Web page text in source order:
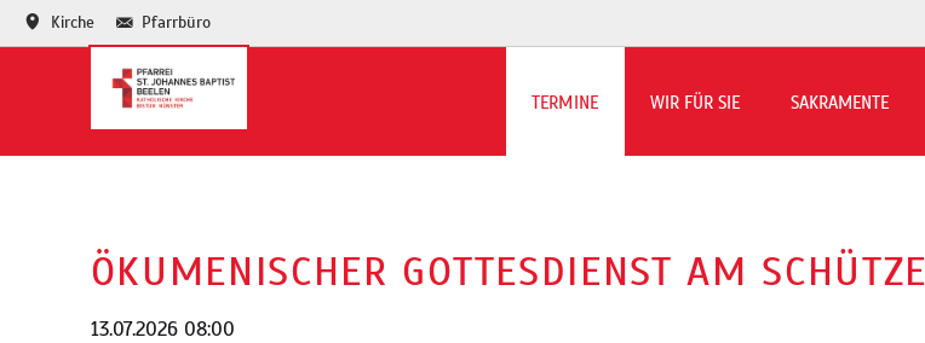
Kirche Pfarrbüro
TERMINE WIR FÜR SIE SAKRAMENTE
ÖKUMENISCHER GOTTESDIENST AM
13.07.2026 08:00